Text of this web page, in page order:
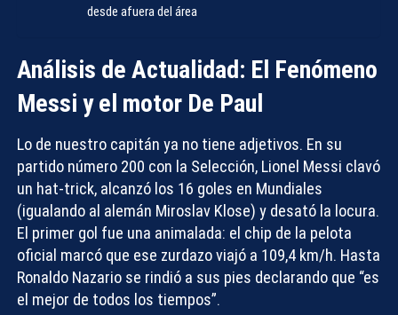
desde afuera del área
Análisis de Actualidad: El Fenómeno
Messi y el motor De Paul
Lo de nuestro capitán ya no tiene adjetivos. En su
partido número 200 con la Selección, Lionel Messi clavó
un hat-trick, alcanzó los 16 goles en Mundiales
(igualando al alemán Miroslav Klose) y desató la locura.
El primer gol fue una animalada: el chip de la pelota
oficial marcó que ese zurdazo viajó a 109,4 km/h. Hasta
Ronaldo Nazario se rindió a sus pies declarando que “es
el mejor de todos los tiempos”.